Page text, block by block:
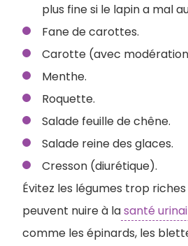
plus fine si le lapin a mal
Fane de carottes.
Carotte (avec
Menthe.
Roquette.
Salade feuille de chêne.
Salade reine des glaces.
Cresson (diurétique).
Évitez les légumes trop
peuvent nuire à lasanté
comme les épinards, les